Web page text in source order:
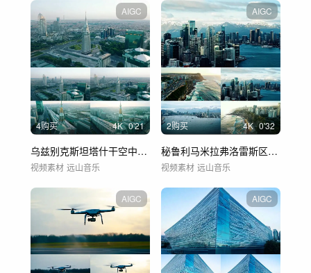
AIGC
4购买 4K 0'21
乌兹别克斯坦塔什干空中拍摄商业中心
视频素材 远山音乐
AIGC
2购买 4K 0'32
秘鲁利马米拉弗洛雷斯区海岸线全景鸟
视频素材 远山音乐
AIGC AIGC